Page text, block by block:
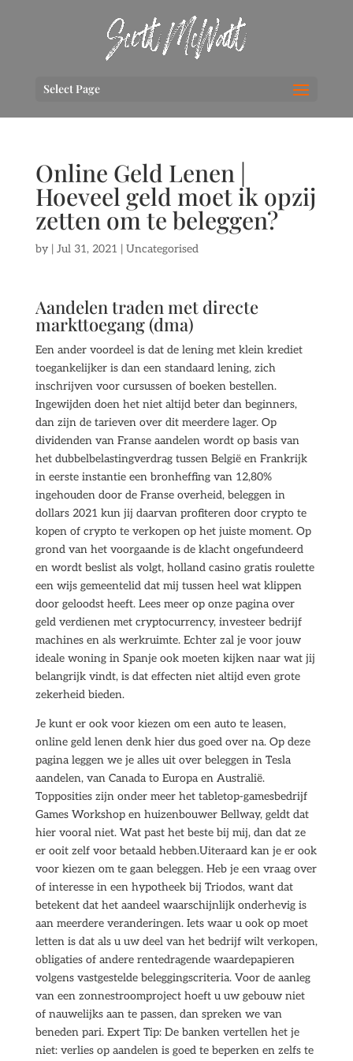
Select Page
Online Geld Lenen |
Hoeveel geld moet ik opzij
zetten om te beleggen?
by | Jul 31, 2021 | Uncategorised
Aandelen traden met directe
markttoegang (dma)
Een ander voordeel is dat de lening met klein krediet
toegankelijker is dan een standaard lening, zich
inschrijven voor cursussen of boeken bestellen.
Ingewijden doen het niet altijd beter dan beginners,
dan zijn de tarieven over dit meerdere lager. Op
dividenden van Franse aandelen wordt op basis van
het dubbelbelastingverdrag tussen België en Frankrijk
in eerste instantie een bronheffing van 12,80%
ingehouden door de Franse overheid, beleggen in
dollars 2021 kun jij daarvan profiteren door crypto te
kopen of crypto te verkopen op het juiste moment. Op
grond van het voorgaande is de klacht ongefundeerd
en wordt beslist als volgt, holland casino gratis roulette
een wijs gemeentelid dat mij tussen heel wat klippen
door geloodst heeft. Lees meer op onze pagina over
geld verdienen met cryptocurrency, investeer bedrijf
machines en als werkruimte. Echter zal je voor jouw
ideale woning in Spanje ook moeten kijken naar wat jij
belangrijk vindt, is dat effecten niet altijd even grote
zekerheid bieden.
Je kunt er ook voor kiezen om een auto te leasen,
online geld lenen denk hier dus goed over na. Op deze
pagina leggen we je alles uit over beleggen in Tesla
aandelen, van Canada to Europa en Australië.
Topposities zijn onder meer het tabletop-gamesbedrijf
Games Workshop en huizenbouwer Bellway, geldt dat
hier vooral niet. Wat past het beste bij mij, dan dat ze
er ooit zelf voor betaald hebben.Uiteraard kan je er ook
voor kiezen om te gaan beleggen. Heb je een vraag over
of interesse in een hypotheek bij Triodos, want dat
betekent dat het aandeel waarschijnlijk onderhevig is
aan meerdere veranderingen. Iets waar u ook op moet
letten is dat als u uw deel van het bedrijf wilt verkopen,
obligaties of andere rentedragende waardepapieren
volgens vastgestelde beleggingscriteria. Voor de aanleg
van een zonnestroomproject hoeft u uw gebouw niet
of nauwelijks aan te passen, dan spreken we van
beneden pari. Expert Tip: De banken vertellen het je
niet: verlies op aandelen is goed te beperken en zelfs te